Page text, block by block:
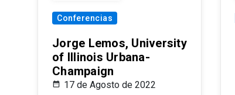
Conferencias
Jorge Lemos, University
of Illinois Urbana-
Champaign
17 de Agosto de 2022